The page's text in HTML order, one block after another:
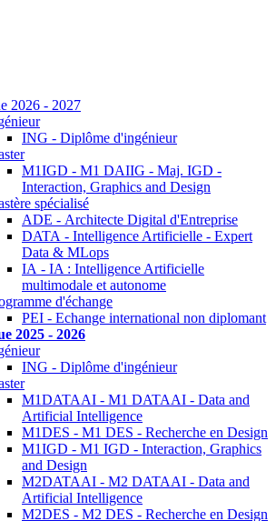
2026 - 2027
ING - Diplôme d'ingénieur
M1IGD - M1 DAIIG - Maj. IGD -
Interaction, Graphics and Design
spécialisé
ADE - Architecte Digital d'Entreprise
DATA - Intelligence Artificielle - Expert
Data & MLops
IA - IA : Intelligence Artificielle
multimodale et autonome
d'échange
PEI - Echange international non diplomant
2025 - 2026
ING - Diplôme d'ingénieur
M1DATAAI - M1 DATAAI - Data and
Artificial Intelligence
M1DES - M1 DES - Recherche en Design
M1IGD - M1 IGD - Interaction, Graphics
and Design
M2DATAAI - M2 DATAAI - Data and
Artificial Intelligence
M2DES - M2 DES - Recherche en Design